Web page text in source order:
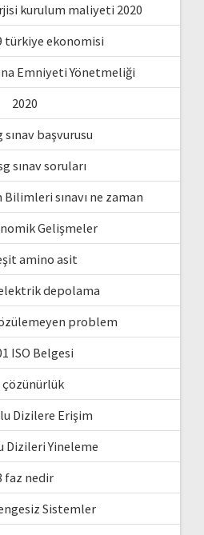
kurulum maliyeti 2020
türkiye ekonomisi
Emniyeti Yönetmeliği
2020
sınav başvurusu
sınav soruları
Bilimleri sınavı ne zaman
Gelişmeler
amino asit
depolama
problem
ISO Belgesi
çözünürlük
Dizilere Erişim
Dizileri Yineleme
faz nedir
Sistemler